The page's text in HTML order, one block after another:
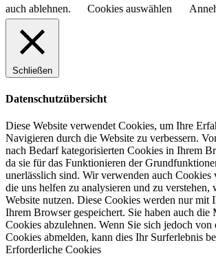
auch ablehnen.
Cookies auswählen
Schließen
Datenschutzübersicht
Diese Website verwendet Cookies, um Ihre
Navigieren durch die Website zu verbessern.
nach Bedarf kategorisierten Cookies in Ihrem
da sie für das Funktionieren der
unerlässlich sind. Wir verwenden auch Cookies
die uns helfen zu analysieren und zu verstehen,
Website nutzen. Diese Cookies werden nur mit
Ihrem Browser gespeichert. Sie haben auch die
Cookies abzulehnen. Wenn Sie sich jedoch von
Cookies abmelden, kann dies Ihr Surferlebnis
Erforderliche Cookies